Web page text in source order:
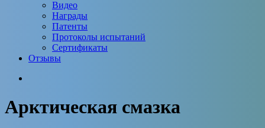
Видео
Награды
Патенты
Протоколы испытаний
Сертификаты
Отзывы
Арктическая смазка